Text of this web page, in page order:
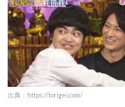
出典：https://torigei.com/